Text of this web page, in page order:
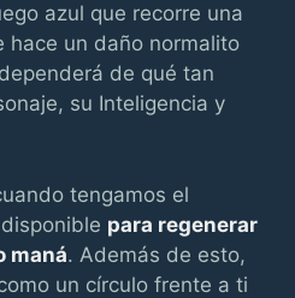
azul que recorre una
hace un daño normalito
de qué tan
su Inteligencia y
tengamos el
para regenerar
maná. Además de esto,
un círculo frente a ti